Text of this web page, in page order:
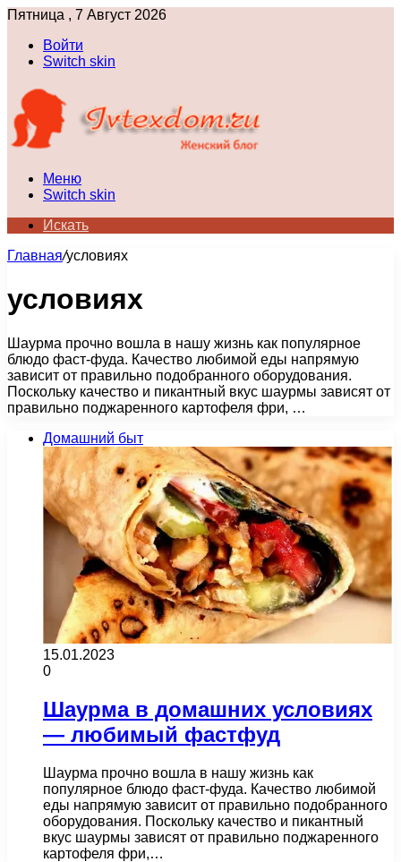
Пятница , 7 Август 2026
Войти
Switch skin
Меню
Switch skin
Искать
Главная/условиях
условиях
Шаурма прочно вошла в нашу жизнь как популярное
блюдо фаст-фуда. Качество любимой еды напрямую
зависит от правильно подобранного оборудования.
Поскольку качество и пикантный вкус шаурмы зависят от
правильно поджаренного картофеля фри, …
Домашний быт
15.01.2023
0
Шаурма в домашних условиях
— любимый фастфуд
Шаурма прочно вошла в нашу жизнь как
популярное блюдо фаст-фуда. Качество любимой
еды напрямую зависит от правильно подобранного
оборудования. Поскольку качество и пикантный
вкус шаурмы зависят от правильно поджаренного
картофеля фри,…